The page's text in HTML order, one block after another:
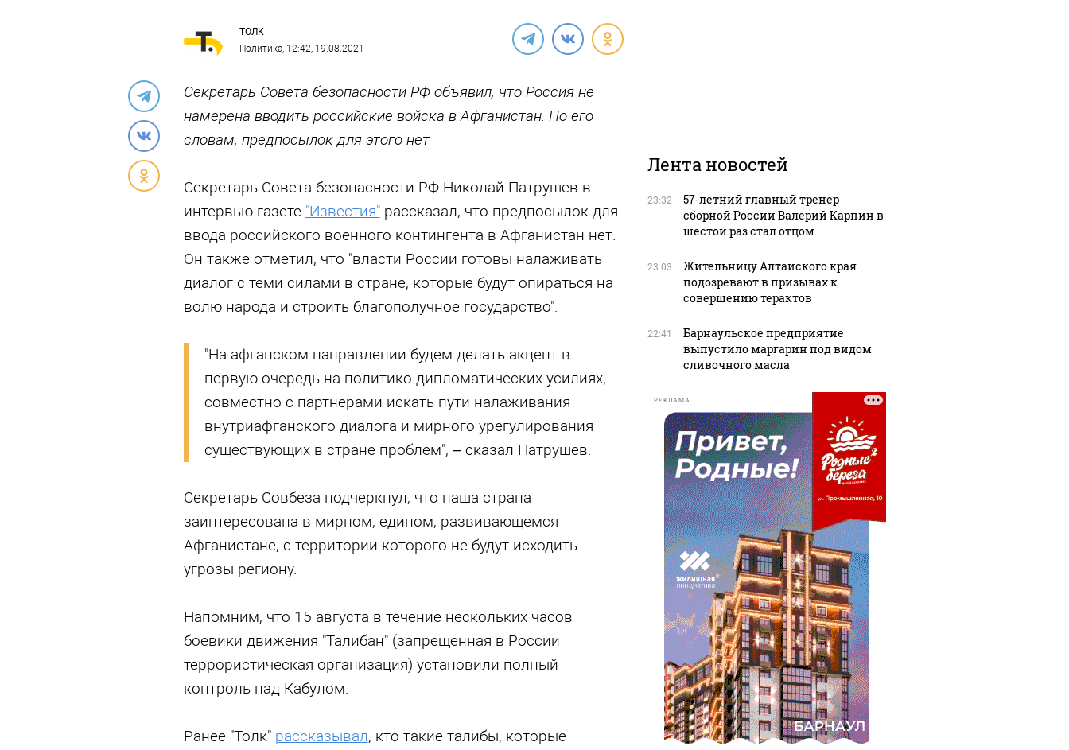
ТОЛК
Политика, 12:42, 19.08.2021
Секретарь Совета безопасности РФ объявил, что Россия не
намерена вводить российские войска в Афганистан. По его
словам, предпосылок для этого нет
Секретарь Совета безопасности РФ Николай Патрушев в
интервью газете "Известия"рассказал, что предпосылок для
ввода российского военного контингента в Афганистан нет.
Он также отметил, что "власти России готовы налаживать
диалог с теми силами в стране, которые будут опираться на
волю народа и строить благополучное государство".
"На афганском направлении будем делать акцент в
первую очередь на политико-дипломатических усилиях,
совместно с партнерами искать пути налаживания
внутриафганского диалога и мирного урегулирования
существующих в стране проблем", – сказал Патрушев.
Секретарь Совбеза подчеркнул, что наша страна
заинтересована в мирном, едином, развивающемся
Афганистане, с территории которого не будут исходить
угрозы региону.
Напомним, что 15 августа в течение нескольких часов
боевики движения "Талибан" (запрещенная в России
террористическая организация) установили полный
контроль над Кабулом.
Ранее "Толк" рассказывал, кто такие талибы, которые
Лента новостей
23:32
57-летний главный тренер
сборной России Валерий Карпин в
шестой раз стал отцом
23:03
Жительницу Алтайского края
подозревают в призывах к
совершению терактов
22:41
Барнаульское предприятие
выпустило маргарин под видом
сливочного масла
РЕКЛАМА